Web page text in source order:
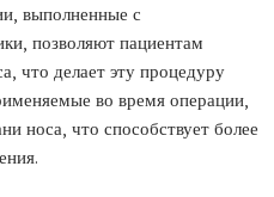
выполненные с
позволяют пациентам
что делает эту процедуру
во время операции,
носа, что способствует более